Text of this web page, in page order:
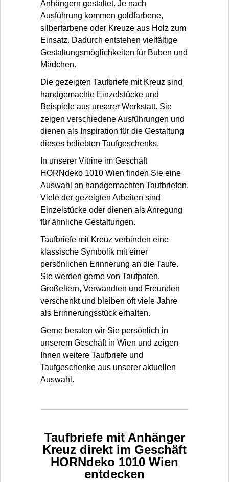
Anhängern gestaltet. Je nach
Ausführung kommen goldfarbene,
silberfarbene oder Kreuze aus Holz zum
Einsatz. Dadurch entstehen vielfältige
Gestaltungsmöglichkeiten für Buben und
Mädchen.
Die gezeigten Taufbriefe mit Kreuz sind
handgemachte Einzelstücke und
Beispiele aus unserer Werkstatt. Sie
zeigen verschiedene Ausführungen und
dienen als Inspiration für die Gestaltung
dieses beliebten Taufgeschenks.
In unserer Vitrine im Geschäft
HORNdeko 1010 Wien finden Sie eine
Auswahl an handgemachten Taufbriefen.
Viele der gezeigten Arbeiten sind
Einzelstücke oder dienen als Anregung
für ähnliche Gestaltungen.
Taufbriefe mit Kreuz verbinden eine
klassische Symbolik mit einer
persönlichen Erinnerung an die Taufe.
Sie werden gerne von Taufpaten,
Großeltern, Verwandten und Freunden
verschenkt und bleiben oft viele Jahre
als Erinnerungsstück erhalten.
Gerne beraten wir Sie persönlich in
unserem Geschäft in Wien und zeigen
Ihnen weitere Taufbriefe und
Taufgeschenke aus unserer aktuellen
Auswahl.
Taufbriefe mit Anhänger
Kreuz direkt im Geschäft
HORNdeko 1010 Wien
entdecken